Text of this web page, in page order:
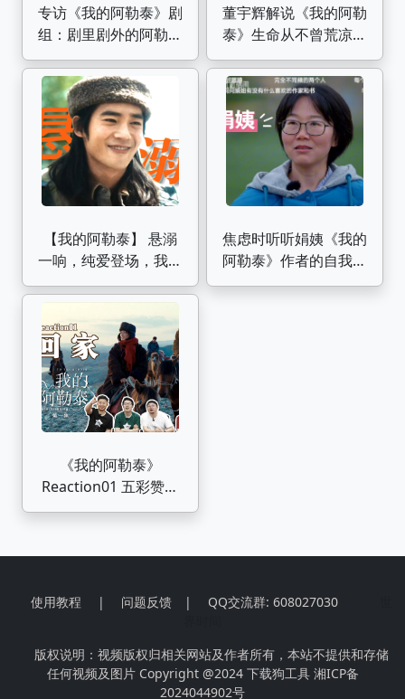
专访《我的阿勒泰》剧
组：剧里剧外的阿勒泰
什么样？
董宇辉解说《我的阿勒
泰》生命从不曾荒凉，
它是一种安静的绝美
【我的阿勒泰】 悬溺
一响，纯爱登场，我们
巴太哥哥生来就是搞纯
爱的
焦虑时听听娟姨《我的
阿勒泰》作者的自我经
历，再颠簸的日子也要
《我的阿勒泰》
Reaction01 五彩赞叹
风光美，文秀回到阿勒
使用教程 | 问题反馈 | QQ交流群: 608027030
版权说明：视频版权归相关网站及作者所有，本站不提供和存储
任何视频及图片 Copyright @2024 下载狗工具 湘ICP备
2024044902号